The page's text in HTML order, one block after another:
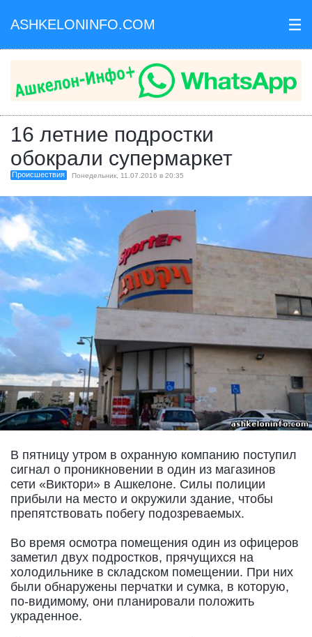
ASHKELONINFO.COM III
16 летние подростки
обокрали супермаркет
Происшествия Понедельник, 11.07.2016 в 20:35
В пятницу утром в охранную компанию поступил
сигнал о проникновении в один из магазинов
сети «Виктори» в Ашкелоне. Силы полиции
прибыли на место и окружили здание, чтобы
препятствовать побегу подозреваемых.
Во время осмотра помещения один из офицеров
заметил двух подростков, прячущихся на
холодильнике в складском помещении. При них
были обнаружены перчатки и сумка, в которую,
по-видимому, они планировали положить
украденное.